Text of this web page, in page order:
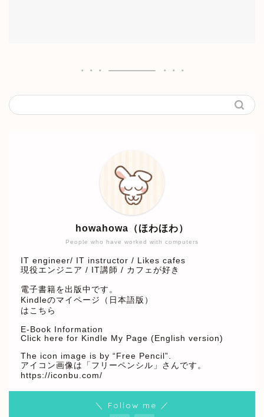
People who have worked with computers
howahowa（ほわほわ）
IT engineer/ IT instructor / Likes cafes
現役エンジニア / IT講師 / カフェが好き
電子書籍を出版中です。
Kindleのマイページ（日本語版）
はこちら
E-Book Information
Click here for Kindle My Page (English version)
The icon image is by “Free Pencil”.
アイコン画像は「フリーペンシル」さんです。
https://iconbu.com/
＼ Follow me ／